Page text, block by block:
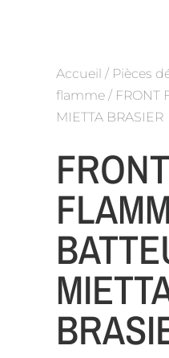
Accueil / Pièces
flamme / FRONT
MIETTA BRASIER
FRONT